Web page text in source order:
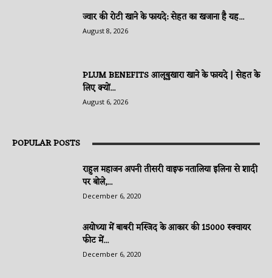
ज्वार की रोटी खाने के फायदे: सेहत का खजाना है यह...
August 8, 2026
PLUM BENEFITS आलूबुखारा खाने के फायदे | सेहत के
लिए क्यों...
August 6, 2026
POPULAR POSTS
राहुल महाजन अपनी तीसरी वाइफ नतालिया इलिना से शादी
पर बोले,...
December 6, 2020
अयोध्या में बाबरी मस्जिद के आकार की 15000 स्क्वायर
फीट में...
December 6, 2020